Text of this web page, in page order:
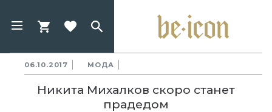
06.10.2017 МОДА
Никита Михалков скоро станет
прадедом